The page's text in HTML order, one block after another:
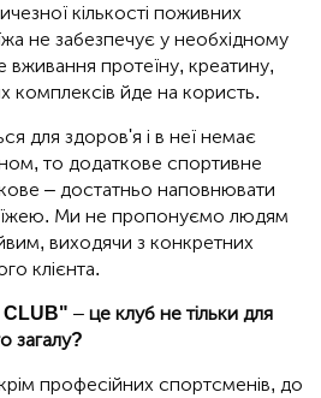
кількості поживних
не забезпечує у необхідному
вживання протеїну, креатину,
комплексів йде на користь.
для здоров'я і в неї немає
то додаткове спортивне
– достатньо наповнювати
їжею. Ми не пропонуємо людям
виходячи з конкретних
клієнта.
CLUB" – це клуб не тільки для
загалу?
професійних спортсменів, до